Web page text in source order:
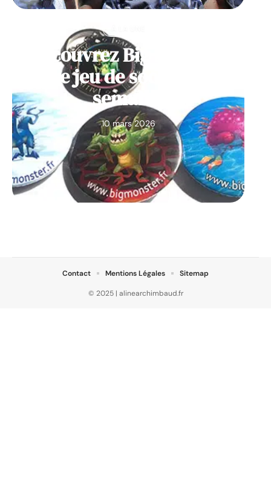
Découvrez Big Monster,
notre jeu de société de la
semaine
10 mars 2026
© 2025 | alinearchimbaud.fr
Contact Mentions Légales Sitemap